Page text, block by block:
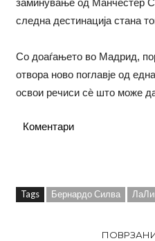
следна дестинација стана
Со доаѓањето во Мадрид,
отвора ново поглавје од
освои речиси сѐ што може
Коментари
Tags Бернардо Силва